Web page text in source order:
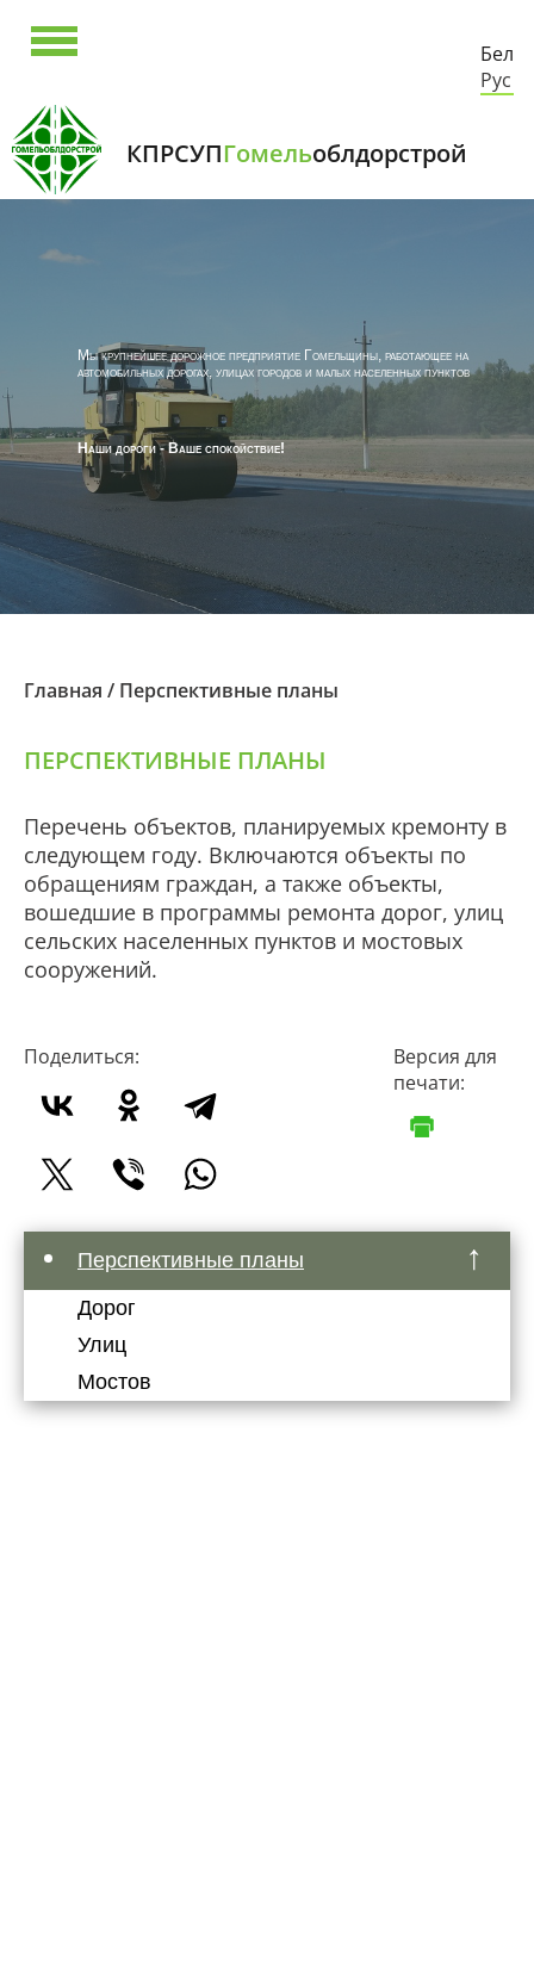
Бел
Рус
Мы крупнейшее дорожное предприятие Гомельщины, работающее на
автомобильных дорогах, улицах городов и малых населенных пунктов
Наши дороги - Ваше спокойствие!
КПРСУПГомельоблдорстрой
Главная / Перспективные планы
ПЕРСПЕКТИВНЫЕ ПЛАНЫ
Перечень объектов, планируемых кремонту в
следующем году. Включаются объекты по
обращениям граждан, а также объекты,
вошедшие в программы ремонта дорог, улиц
сельских населенных пунктов и мостовых
сооружений.
Поделиться:
Версия для
печати:
Перспективные планы
Дорог
Улиц
Мостов